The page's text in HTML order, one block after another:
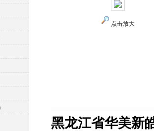
点击放大
黑龙江省华美新